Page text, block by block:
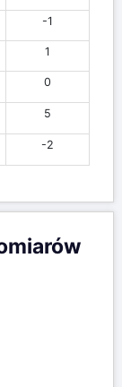
-1
1
0
5
-2